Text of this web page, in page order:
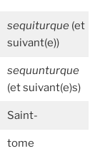
sequiturque(et
suivant(e))
sequunturque
(et suivant(e)s)
Saint-
tome